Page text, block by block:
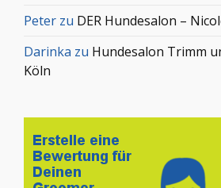
Peter zu DER Hundesalon –
Darinka zu Hundesalon Trimm
Köln